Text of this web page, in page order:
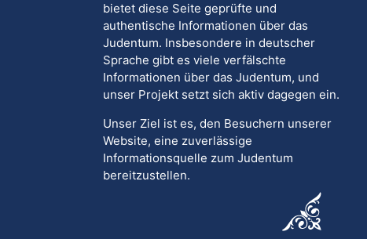
bietet diese Seite geprüfte und
authentische Informationen über das
Judentum. Insbesondere in deutscher
Sprache gibt es viele verfälschte
Informationen über das Judentum, und
unser Projekt setzt sich aktiv dagegen ein.
Unser Ziel ist es, den Besuchern unserer
Website, eine zuverlässige
Informationsquelle zum Judentum
bereitzustellen.